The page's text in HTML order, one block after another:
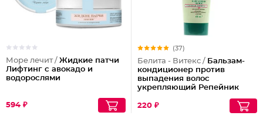
Море лечит / Жидкие патчи
Лифтинг с авокадо и
водорослями
594 ₽
(37)
Белита - Витекс / Бальзам-
кондиционер против
выпадения волос
укрепляющий Репейник
220 ₽